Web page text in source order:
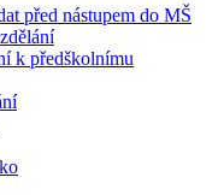
před nástupem do MŠ
k předškolnímu